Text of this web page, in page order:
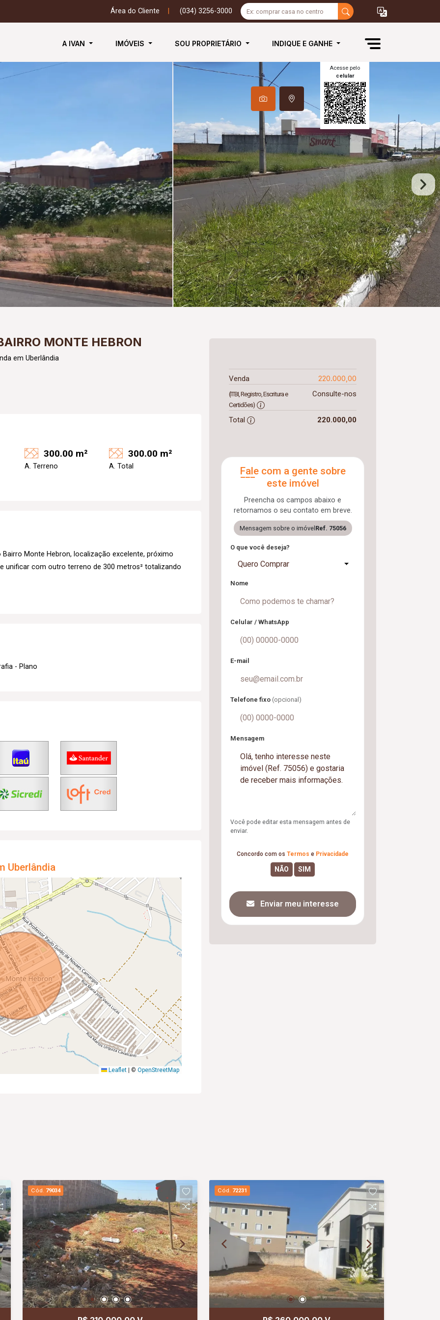
Área do Cliente (034) 3256-3000
A IVAN IMÓVEIS SOU PROPRIETÁRIO INDIQUE E GANHE
Acesse pelo
celular
MONTE HEBRON
em Uberlândia
300.00 m²
A. Terreno
300.00 m²
A. Total
Monte Hebron, localização excelente, próximo
unificar com outro terreno de 300 metros² totalizando
- Plano
Uberlândia
Leaflet © OpenStreetMap
Venda 220.000,00
(ITBI, Registro, Escritura e
Certidões)
Consulte-nos
Total 220.000,00
Fale com a gente sobre
este imóvel
Preencha os campos abaixo e
retornamos o seu contato em breve.
Mensagem sobre o imóvel Ref. 75056
O que você deseja?
Quero Comprar
Nome
Celular / WhatsApp
E-mail
Telefone fixo (opcional)
Mensagem
Você pode editar esta mensagem antes de
enviar.
Concordo com os Termos e Privacidade
Enviar meu interesse
Cód. 79034 Cód. 72231